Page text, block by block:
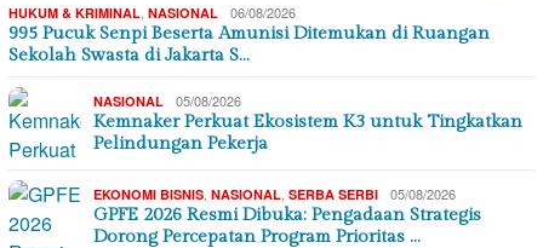
HUKUM & KRIMINAL NASIONAL 06/08/2026
995 Pucuk Senpi Beserta Amunisi Ditemukan di Ruangan
Sekolah Swasta di Jakarta S…
NASIONAL 05/08/2026
Kemnaker Perkuat Ekosistem K3 untuk Tingkatkan
Pelindungan Pekerja
EKONOMI BISNIS NASIONAL SERBA SERBI 05/08/2026
GPFE 2026 Resmi Dibuka: Pengadaan Strategis
Dorong Percepatan Program Prioritas …